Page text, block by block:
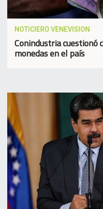
NOTICIERO VENEVISION
Conindustria cuestionó
monedas en el país